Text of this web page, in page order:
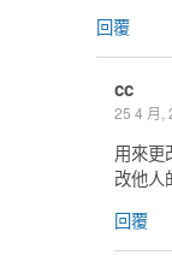
回覆
cc
25 4 月,
用來更
改他人
回覆